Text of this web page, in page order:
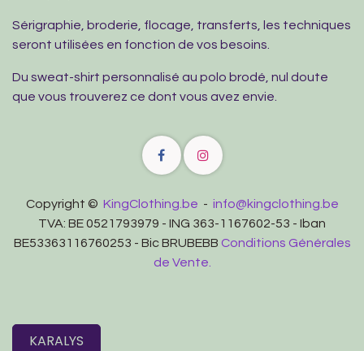
Sérigraphie, broderie, flocage, transferts, les techniques
seront utilisées en fonction de vos besoins.
Du sweat-shirt personnalisé au polo brodé, nul doute
que vous trouverez ce dont vous avez envie.
Copyright © KingClothing.be - info@kingclothing.be
TVA: BE 0521793979 - ING 363-1167602-53 - Iban
BE53363116760253 - Bic BRUBEBB Conditions Générales
de Vente.
KARALYS